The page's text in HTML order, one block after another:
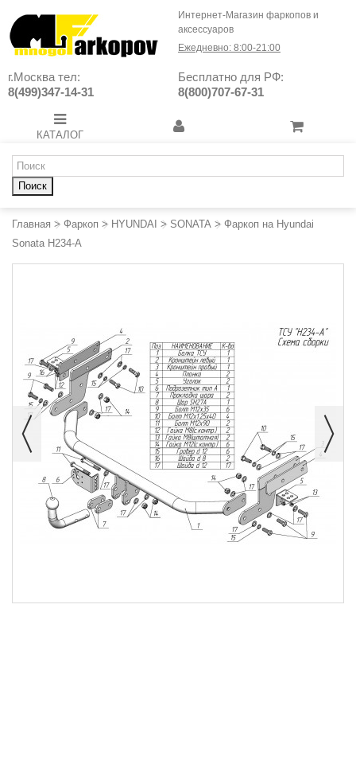
Интернет-Магазин фаркопов и
аксессуаров
Ежедневно: 8:00-21:00
г.Москва тел:
8(499)347-14-31
Бесплатно для РФ:
8(800)707-67-31
КАТАЛОГ
Поиск
Главная > Фаркоп > HYUNDAI > SONATA > Фаркоп на Hyundai
Sonata H234-A